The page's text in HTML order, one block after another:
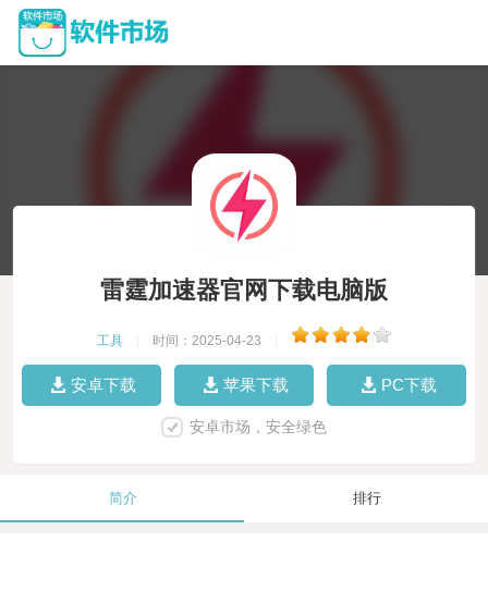
雷霆加速器官网下载电脑版
工具 时间：2025-04-23
安卓下载 苹果下载 PC下载
安卓市场，安全绿色
简介 排行